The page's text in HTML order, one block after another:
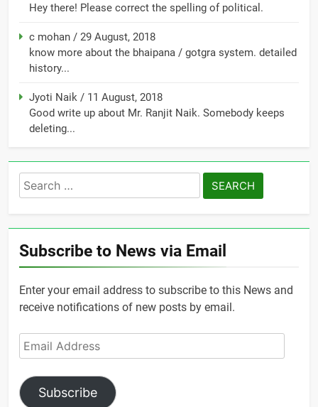
Hey there! Please correct the spelling of political.
c mohan / 29 August, 2018
know more about the bhaipana / gotgra system. detailed
history...
Jyoti Naik / 11 August, 2018
Good write up about Mr. Ranjit Naik. Somebody keeps
deleting...
Search
for:
Subscribe to News via Email
Enter your email address to subscribe to this News and
receive notifications of new posts by email.
Email
Address
Subscribe